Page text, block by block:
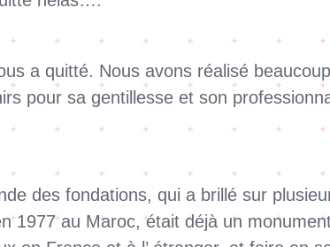
a quitté. Nous avons réalisé
pour sa gentillesse et son
des fondations, qui a brillé sur
1977 au Maroc, était déjà un